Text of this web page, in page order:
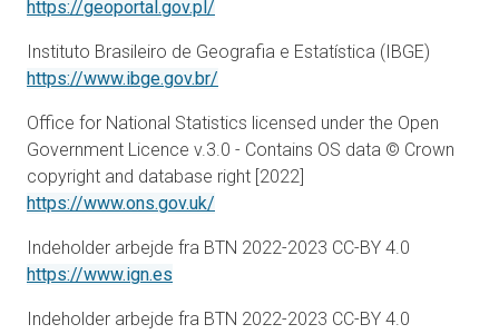
https://geoportal.gov.pl/
Instituto Brasileiro de Geografia e Estatística (IBGE)
https://www.ibge.gov.br/
Office for National Statistics licensed under the Open
Government Licence v.3.0 - Contains OS data © Crown
copyright and database right [2022]
https://www.ons.gov.uk/
Indeholder arbejde fra BTN 2022-2023 CC-BY 4.0
https://www.ign.es
Indeholder arbejde fra BTN 2022-2023 CC-BY 4.0